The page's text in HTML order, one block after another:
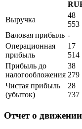
Выручка
48
553
Валовая прибыль -
Операционная
прибыль
17
514
Прибыль до
налогообложения
38
279
Чистая прибыль
(убыток)
28
737
Отчет о